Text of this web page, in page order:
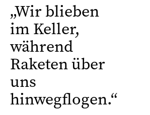
„Wir blieben
im Keller,
während
Raketen über
uns
hinwegflogen.“